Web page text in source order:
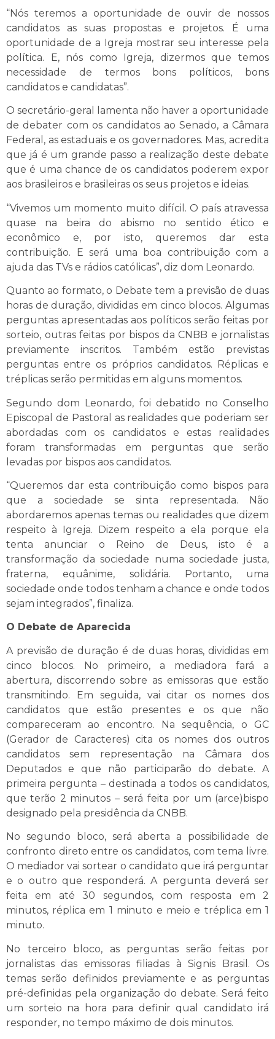
“Nós teremos a oportunidade de ouvir de nossos
candidatos as suas propostas e projetos. É uma
oportunidade de a Igreja mostrar seu interesse pela
política. E, nós como Igreja, dizermos que temos
necessidade de termos bons políticos, bons
candidatos e candidatas”.
O secretário-geral lamenta não haver a oportunidade
de debater com os candidatos ao Senado, a Câmara
Federal, as estaduais e os governadores. Mas, acredita
que já é um grande passo a realização deste debate
que é uma chance de os candidatos poderem expor
aos brasileiros e brasileiras os seus projetos e ideias.
“Vivemos um momento muito difícil. O país atravessa
quase na beira do abismo no sentido ético e
econômico e, por isto, queremos dar esta
contribuição. E será uma boa contribuição com a
ajuda das TVs e rádios católicas”, diz dom Leonardo.
Quanto ao formato, o Debate tem a previsão de duas
horas de duração, divididas em cinco blocos. Algumas
perguntas apresentadas aos políticos serão feitas por
sorteio, outras feitas por bispos da CNBB e jornalistas
previamente inscritos. Também estão previstas
perguntas entre os próprios candidatos. Réplicas e
tréplicas serão permitidas em alguns momentos.
Segundo dom Leonardo, foi debatido no Conselho
Episcopal de Pastoral as realidades que poderiam ser
abordadas com os candidatos e estas realidades
foram transformadas em perguntas que serão
levadas por bispos aos candidatos.
“Queremos dar esta contribuição como bispos para
que a sociedade se sinta representada. Não
abordaremos apenas temas ou realidades que dizem
respeito à Igreja. Dizem respeito a ela porque ela
tenta anunciar o Reino de Deus, isto é a
transformação da sociedade numa sociedade justa,
fraterna, equânime, solidária. Portanto, uma
sociedade onde todos tenham a chance e onde todos
sejam integrados”, finaliza.
O Debate de Aparecida
A previsão de duração é de duas horas, divididas em
cinco blocos. No primeiro, a mediadora fará a
abertura, discorrendo sobre as emissoras que estão
transmitindo. Em seguida, vai citar os nomes dos
candidatos que estão presentes e os que não
compareceram ao encontro. Na sequência, o GC
(Gerador de Caracteres) cita os nomes dos outros
candidatos sem representação na Câmara dos
Deputados e que não participarão do debate. A
primeira pergunta – destinada a todos os candidatos,
que terão 2 minutos – será feita por um (arce)bispo
designado pela presidência da CNBB.
No segundo bloco, será aberta a possibilidade de
confronto direto entre os candidatos, com tema livre.
O mediador vai sortear o candidato que irá perguntar
e o outro que responderá. A pergunta deverá ser
feita em até 30 segundos, com resposta em 2
minutos, réplica em 1 minuto e meio e tréplica em 1
minuto.
No terceiro bloco, as perguntas serão feitas por
jornalistas das emissoras filiadas à Signis Brasil. Os
temas serão definidos previamente e as perguntas
pré-definidas pela organização do debate. Será feito
um sorteio na hora para definir qual candidato irá
responder, no tempo máximo de dois minutos.